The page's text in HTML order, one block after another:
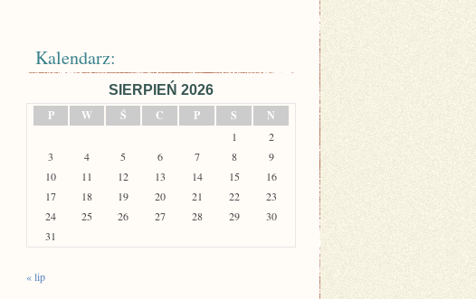
Kalendarz:
SIERPIEŃ 2026
P
W Ś C P S N
1
2
3
4 5 6 7 8
9
10
11 12 13 14 15
16
17
18 19 20 21 22
23
24
25 26 27 28 29
30
31
« lip